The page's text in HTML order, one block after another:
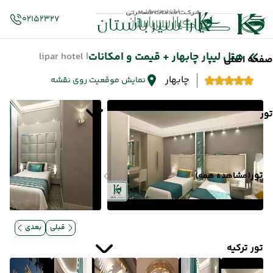
صفحه اصلی
تور
تور(مشاهده همه)
تور ترکیه
02152327
هتل لیپار چابهار + قیمت و امکانات| lipar hotel
چابهار
نمایش موقعیت روی نقشه
قبلی بعدی